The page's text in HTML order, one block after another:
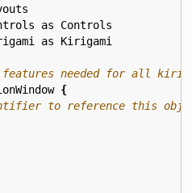
as
Controls
as Kirigami
{